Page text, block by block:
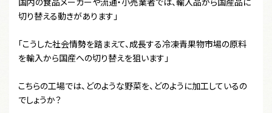
切り替える動きがあります」
「こうした社会情勢を踏まえて、成長する冷凍青果物市場の原料
を輸入から国産への切り替えを狙います」
こちらの工場では、どのような野菜を、どのように加工しているの
でしょうか？